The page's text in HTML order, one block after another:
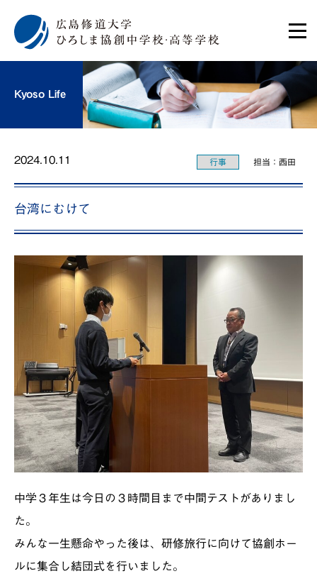
Kyoso Life
2024.10.11 行事 担当：西田
台湾にむけて
中学３年生は今日の３時間目まで中間テストがありまし
た。
みんな一生懸命やった後は、研修旅行に向けて協創ホー
ルに集合し結団式を行いました。